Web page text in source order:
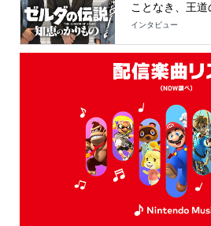
ことなき、王道
インタビュー